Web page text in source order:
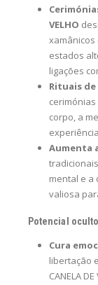
VELHO
estados
ligações
Rituais
corpo, a
Aumenta
mental e a
valiosa
Potencial
Cura
libertação
CANELA